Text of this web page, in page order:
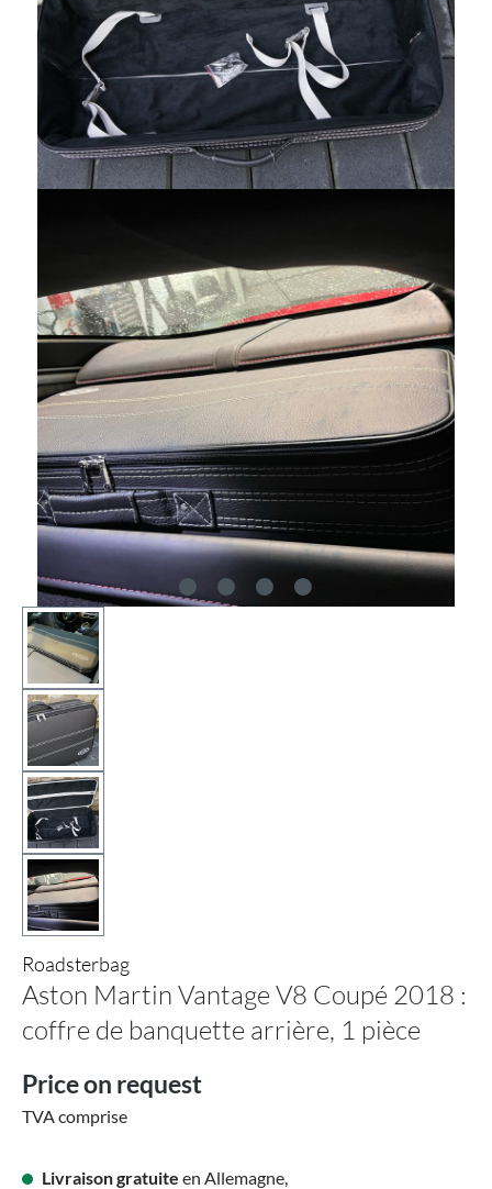
Roadsterbag
Aston Martin Vantage V8 Coupé 2018 :
coffre de banquette arrière, 1 pièce
Price on request
TVA comprise
Livraison gratuite en Allemagne,